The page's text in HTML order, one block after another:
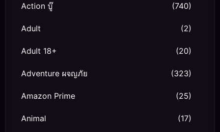
Action บู๊ (740)
Adult (2)
Adult 18+ (20)
Adventure ผจญภัย (323)
Amazon Prime (25)
Animal (17)